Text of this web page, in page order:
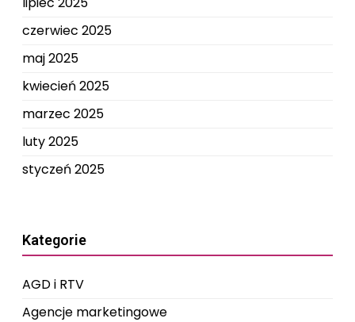
czerwiec 2025
maj 2025
kwiecień 2025
marzec 2025
luty 2025
styczeń 2025
Kategorie
AGD i RTV
Agencje marketingowe